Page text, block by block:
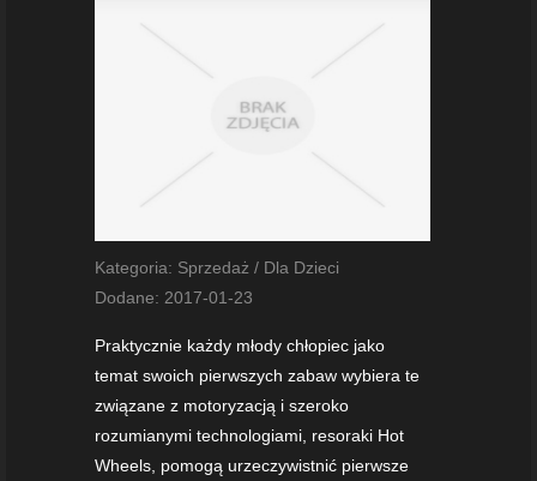
Kategoria: Sprzedaż / Dla Dzieci
Dodane: 2017-01-23
Praktycznie każdy młody chłopiec jako
temat swoich pierwszych zabaw wybiera te
związane z motoryzacją i szeroko
rozumianymi technologiami, resoraki Hot
Wheels, pomogą urzeczywistnić pierwsze